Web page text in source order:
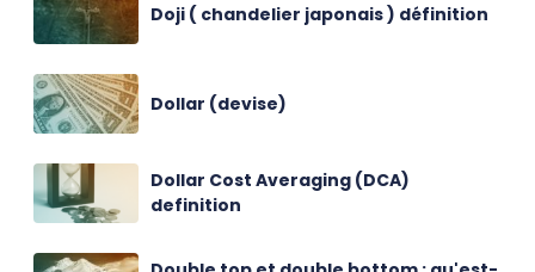
Doji ( chandelier japonais ) définition
Dollar (devise)
Dollar Cost Averaging (DCA)
definition